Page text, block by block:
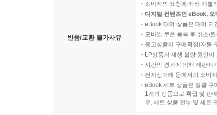
반품/교환 불가사유
소비자의 요청에 따라 개별
디지털 컨텐츠인 eBook,
eBook 대여 상품은 대여 기
모바일 쿠폰 등록 후 취소/
중고상품이 구매확정(자동
LP상품의 재생 불량 원인
시간의 경과에 의해 재판매
전자상거래 등에서의 소비
eBook 세트 상품은 일괄 구
1개의 상품으로 취급 및 판
우, 세트 상품 전부 및 세트